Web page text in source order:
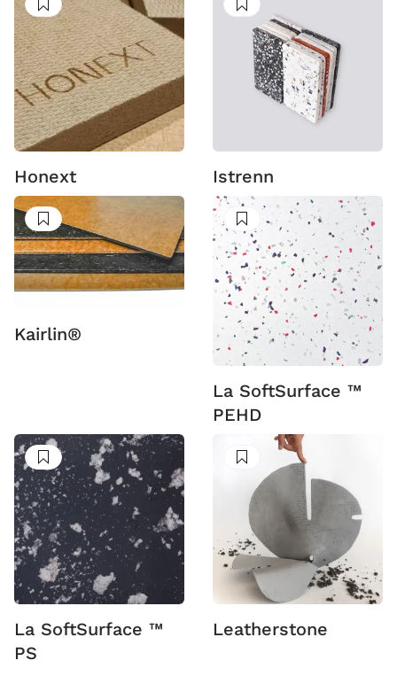
Suivre
Honext
Suivre
Istrenn
Suivre
Kairlin®
Suivre
La SoftSurface ™
PEHD
Suivre
La SoftSurface ™
PS
Suivre
Leatherstone